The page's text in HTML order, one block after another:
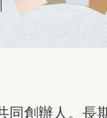
創辦人。長